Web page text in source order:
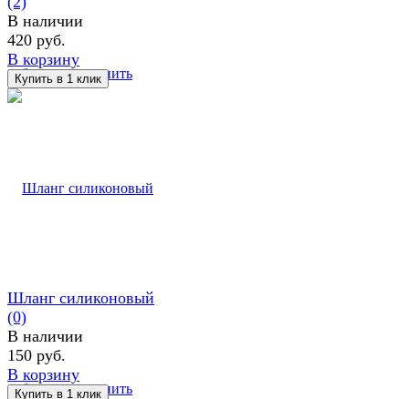
избранное сравнить
В наличии
420 руб.
В корзину
избранное сравнить
Шланг силиконовый
(0)
В наличии
150 руб.
В корзину